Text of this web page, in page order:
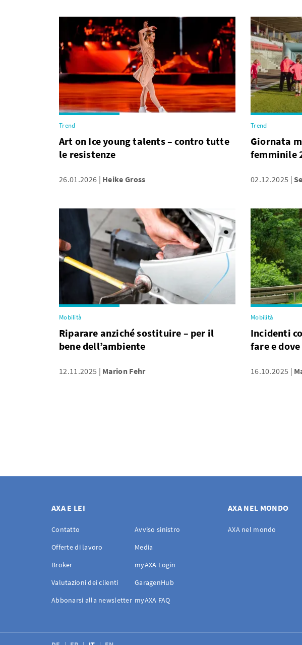
Trend
Art on Ice young talents – contro tutte
le resistenze
26.01.2026 Heike Gross
Trend
Giornata
femminile
02.12.2025
Mobilità
Riparare anziché sostituire – per il
bene dell’ambiente
12.11.2025 Marion Fehr
Mobilità
Incidenti
fare e
16.10.2025
AXA E LEI
Contatto
Avviso sinistro
Offerte di lavoro
Media
Broker
myAXA Login
Valutazioni dei clienti
GaragenHub
Abbonarsi alla newsletter myAXA FAQ
AXA NEL MONDO
AXA nel mondo